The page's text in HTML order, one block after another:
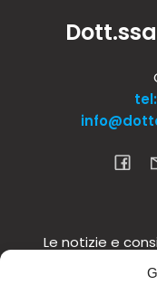
Le notizie e
carattere